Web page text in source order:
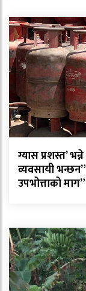
ग्यास प्रशस्त’
व्यवसायी
उपभोत्ताको माग”